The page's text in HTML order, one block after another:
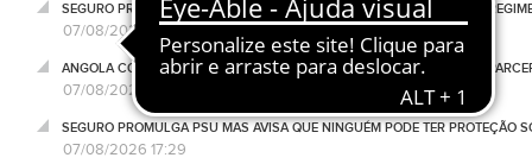
SEGURO PROMULGA DECRETO QUE AUTORIZA GOVERNO A APROVAR
07/08/2026 20:21
ANGOLA CONCESSIONA HOTEL DO NOVO AEROPORTO DE LUANDA À
07/08/2026 19:25
SEGURO PROMULGA PSU MAS AVISA QUE NINGUÉM PODE TER PROTEÇÃO
07/08/2026 17:29